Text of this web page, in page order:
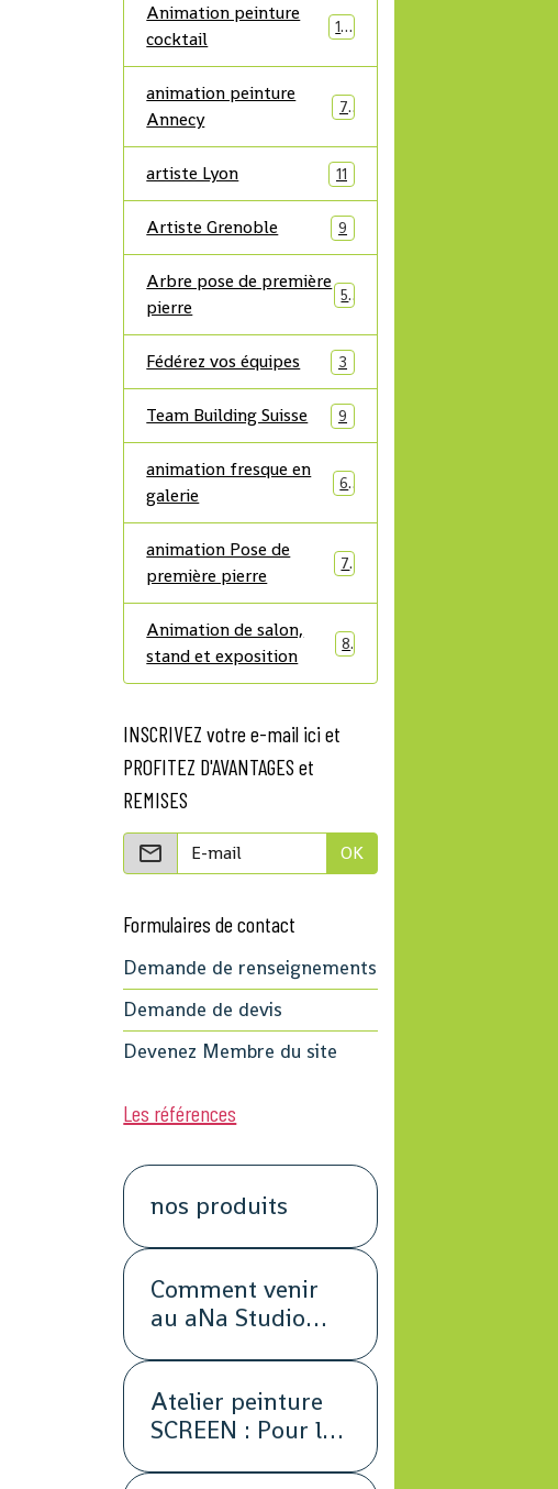
Animation peinture
cocktail
10
animation peinture
Annecy
7
artiste Lyon 11
Artiste Grenoble 9
Arbre pose de première
pierre
5
Fédérez vos équipes 3
Team Building Suisse 9
animation fresque en
galerie
6
animation Pose de
première pierre
7
Animation de salon,
stand et exposition
8
INSCRIVEZ votre e-mail ici et
PROFITEZ D'AVANTAGES et
REMISES
OK
Formulaires de contact
Demande de renseignements
Demande de devis
Devenez Membre du site
Les références
nos produits
Comment venir
au aNa Studio
Atelier peinture
SCREEN : Pour les